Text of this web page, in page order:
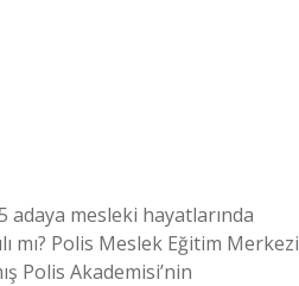
adaya mesleki hayatlarında
mı? Polis Meslek Eğitim Merkezi
Polis Akademisi’nin